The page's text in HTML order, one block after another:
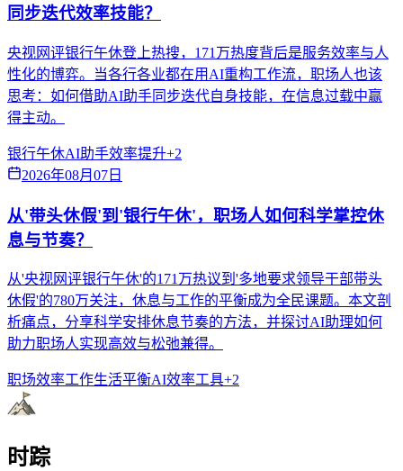
同步迭代效率技能？
央视网评银行午休登上热搜，171万热度背后是服务效率与人
性化的博弈。当各行各业都在用AI重构工作流，职场人也该
思考：如何借助AI助手同步迭代自身技能，在信息过载中赢
得主动。
银行午休AI助手效率提升+2
2026年08月07日
从'带头休假'到'银行午休'，职场人如何科学掌控休
息与节奏？
从'央视网评银行午休'的171万热议到'多地要求领导干部带头
休假'的780万关注，休息与工作的平衡成为全民课题。本文剖
析痛点，分享科学安排休息节奏的方法，并探讨AI助理如何
助力职场人实现高效与松弛兼得。
职场效率工作生活平衡AI效率工具+2
时踪